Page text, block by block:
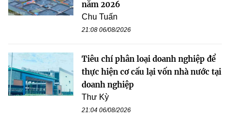
năm 2026
Chu Tuấn
21:08 06/08/2026
Tiêu chí phân loại doanh nghiệp để
thực hiện cơ cấu lại vốn nhà nước tại
doanh nghiệp
Thư Kỳ
21:04 06/08/2026